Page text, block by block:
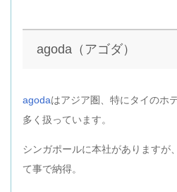
agoda（アゴダ）
agodaはアジア圏、特にタイのホ
多く扱っています。
シンガポールに本社がありますが
て事で納得。